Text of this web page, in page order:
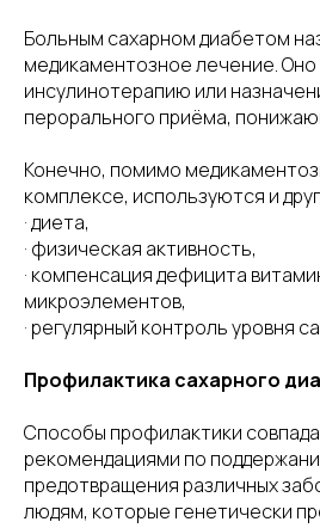
Больным сахарном диабетом
медикаментозное лечение.
инсулинотерапию или
перорального приёма,
Конечно, помимо
комплексе, используются и
· диета,
· физическая активность,
· компенсация дефицита
микроэлементов,
· регулярный контроль уровня
Профилактика сахарного
Способы профилактики
рекомендациями по
предотвращения различных
людям, которые генетически